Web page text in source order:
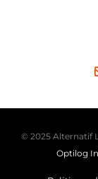
© 2025 Alternatif
Optilog